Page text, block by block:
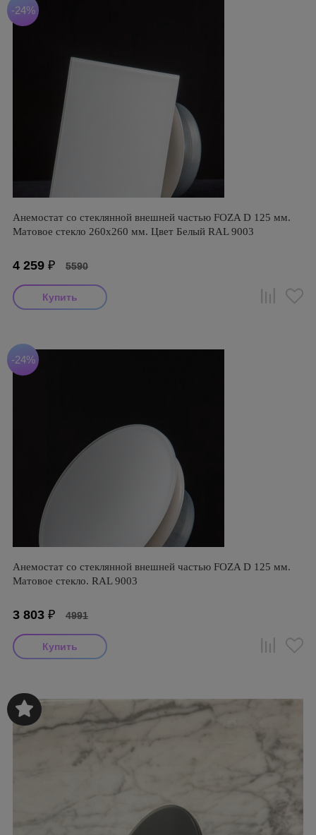
-24%
Анемостат со стеклянной внешней частью FOZA D 125 мм.
Матовое стекло 260х260 мм. Цвет Белый RAL 9003
4 259 ₽ 5590
-24%
Анемостат со стеклянной внешней частью FOZA D 125 мм.
Матовое стекло. RAL 9003
3 803 ₽ 4991